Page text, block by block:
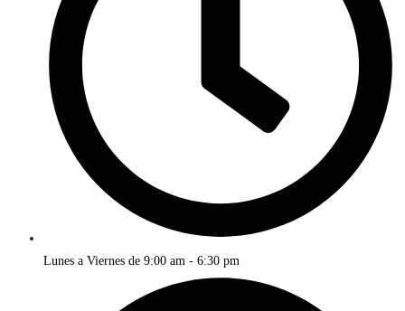
Lunes a Viernes de 9:00 am - 6:30 pm